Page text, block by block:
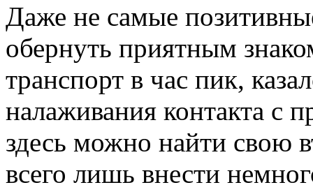
Даже не самые
обернуть приятным
транспорт в час пик,
налаживания контакта с
здесь можно найти свою
всего лишь внести